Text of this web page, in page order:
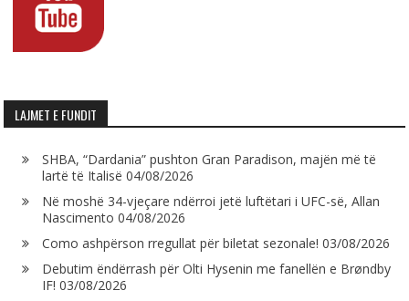
LAJMET E FUNDIT
SHBA, “Dardania” pushton Gran Paradison, majën më të
lartë të Italisë 04/08/2026
Në moshë 34-vjeçare ndërroi jetë luftëtari i UFC-së, Allan
Nascimento 04/08/2026
Como ashpërson rregullat për biletat sezonale! 03/08/2026
Debutim ëndërrash për Olti Hysenin me fanellën e Brøndby
IF! 03/08/2026